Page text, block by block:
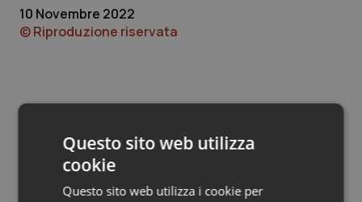
Quotidiano Cardiologia
Quotidiano Pediatria
10 Novembre 2022
© Riproduzione riservata
Potrebbe interessarti in
Lombardia
Questo sito web utilizza
cookie
Questo sito web utilizza i cookie per